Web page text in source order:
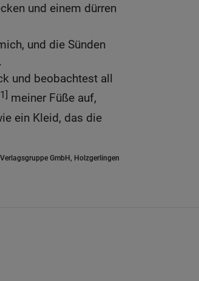
und einem dürren
und die Sünden
und beobachtest all
meiner Füße auf,
ein Kleid, das die
GmbH, Holzgerlingen